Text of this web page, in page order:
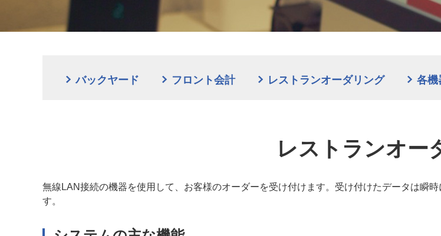
バックヤード フロント会計 レストランオーダリング 各機
レストランオー
無線LAN接続の機器を使用して、お客様のオーダーを受け付けます。受け付けたデータは瞬
す。